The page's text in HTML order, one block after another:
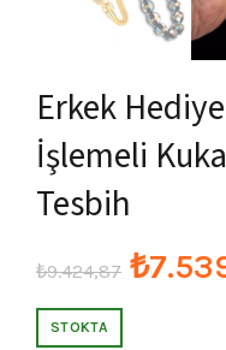
Erkek
İşlemeli
Tesbih
₺9.424,87 ₺
STOKTA